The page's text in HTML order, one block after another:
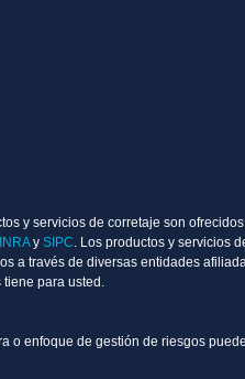
y servicios de corretaje son
y SIPC. Los productos y servicios
a través de diversas entidades
para usted.
o enfoque de gestión de riesgos